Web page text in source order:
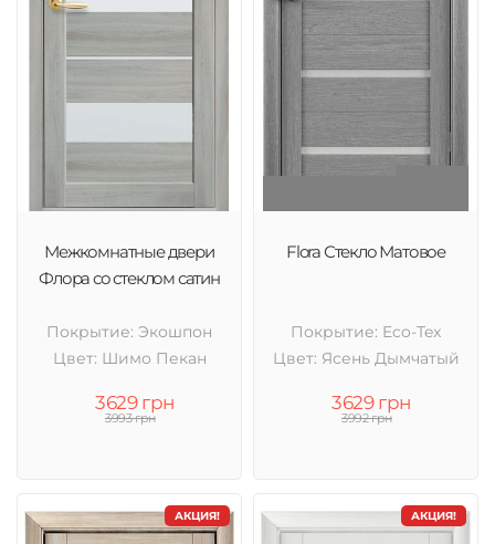
Межкомнатные двери
Флора со стеклом сатин
Покрытие: Экошпон
Цвет: Шимо Пекан
3629 грн
3993 грн
Flora Стекло Матовое
Покрытие: Eco-Tex
Цвет: Ясень Дымчатый
3629 грн
3992 грн
АКЦИЯ! АКЦИЯ!